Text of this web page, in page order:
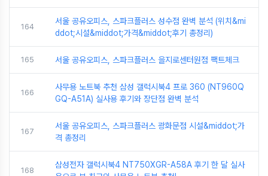
164
서울 공유오피스, 스파크플러스 성수점 완벽 분석 (위치&mi
ddot;시설&middot;가격&middot;후기 총정리)
165 서울 공유오피스, 스파크플러스 을지로센터원점 팩트체크
166
사무용 노트북 추천 삼성 갤럭시북4 프로 360 (NT960Q
GQ-A51A) 실사용 후기와 장단점 완벽 분석
167
서울 공유오피스, 스파크플러스 광화문점 시설&middot;가
격 총정리
168
삼성전자 갤럭시북4 NT750XGR-A58A 후기 한 달 실사